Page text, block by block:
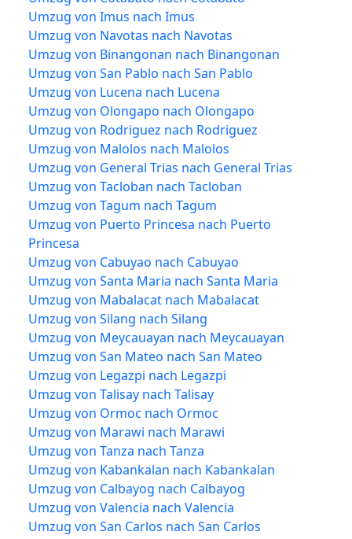
Umzug von Imus nach Imus
Umzug von Navotas nach Navotas
Umzug von Binangonan nach Binangonan
Umzug von San Pablo nach San Pablo
Umzug von Lucena nach Lucena
Umzug von Olongapo nach Olongapo
Umzug von Rodriguez nach Rodriguez
Umzug von Malolos nach Malolos
Umzug von General Trias nach General Trias
Umzug von Tacloban nach Tacloban
Umzug von Tagum nach Tagum
Umzug von Puerto Princesa nach Puerto
Princesa
Umzug von Cabuyao nach Cabuyao
Umzug von Santa Maria nach Santa Maria
Umzug von Mabalacat nach Mabalacat
Umzug von Silang nach Silang
Umzug von Meycauayan nach Meycauayan
Umzug von San Mateo nach San Mateo
Umzug von Legazpi nach Legazpi
Umzug von Talisay nach Talisay
Umzug von Ormoc nach Ormoc
Umzug von Marawi nach Marawi
Umzug von Tanza nach Tanza
Umzug von Kabankalan nach Kabankalan
Umzug von Calbayog nach Calbayog
Umzug von Valencia nach Valencia
Umzug von San Carlos nach San Carlos